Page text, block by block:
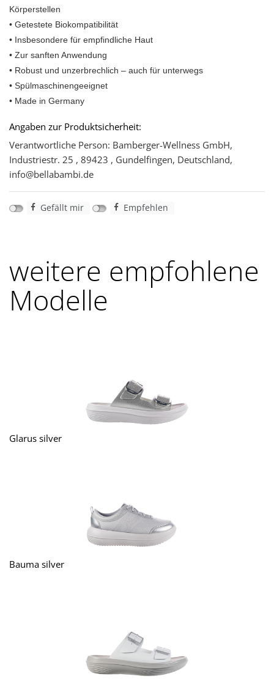
Körperstellen
• Getestete Biokompatibilität
• Insbesondere für empfindliche Haut
• Zur sanften Anwendung
• Robust und unzerbrechlich – auch für unterwegs
• Spülmaschinengeeignet
• Made in Germany
Angaben zur Produktsicherheit:
Verantwortliche Person: Bamberger-Wellness GmbH,
Industriestr. 25 , 89423 , Gundelfingen, Deutschland,
info@bellabambi.de
Gefällt mir Empfehlen
weitere empfohlene
Modelle
Glarus silver
Bauma silver